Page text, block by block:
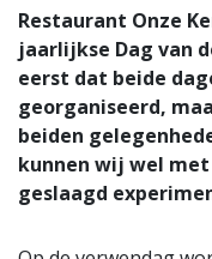
Restaurant Onze
jaarlijkse Dag van
eerst dat beide
georganiseerd,
beiden
kunnen wij wel
geslaagd